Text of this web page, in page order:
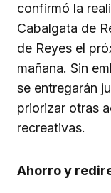
confirmó la
Cabalgata de
de Reyes el
mañana. Sin
se entregarán
priorizar otras
recreativas.
Ahorro y